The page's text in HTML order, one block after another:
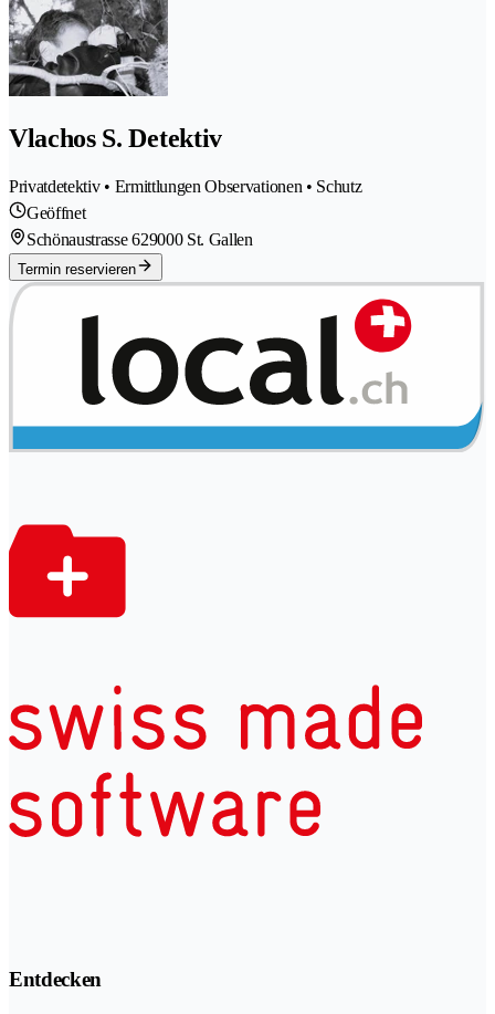
Vlachos S. Detektiv
Privatdetektiv • Ermittlungen Observationen • Schutz
Geöffnet
Schönaustrasse 629000 St. Gallen
Termin reservieren
Entdecken